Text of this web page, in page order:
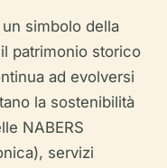
simbolo della
patrimonio storico
ad evolversi
la sostenibilità
NABERS
servizi